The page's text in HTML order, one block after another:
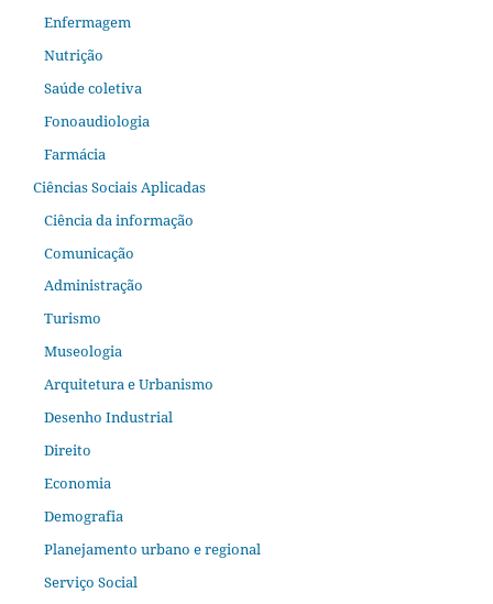
Enfermagem
Nutrição
Saúde coletiva
Fonoaudiologia
Farmácia
Ciências Sociais Aplicadas
Ciência da informação
Comunicação
Administração
Turismo
Museologia
Arquitetura e Urbanismo
Desenho Industrial
Direito
Economia
Demografia
Planejamento urbano e regional
Serviço Social